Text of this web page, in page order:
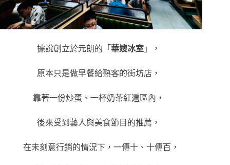
據說創立於元朗的「華嫂冰室 」，
原本只是做早餐給熟客的街坊店，
靠著一份炒蛋、一杯奶茶紅遍區內，
後來受到藝人與美食節目的推薦，
在未刻意行銷的情況下，一傳十、十傳百，